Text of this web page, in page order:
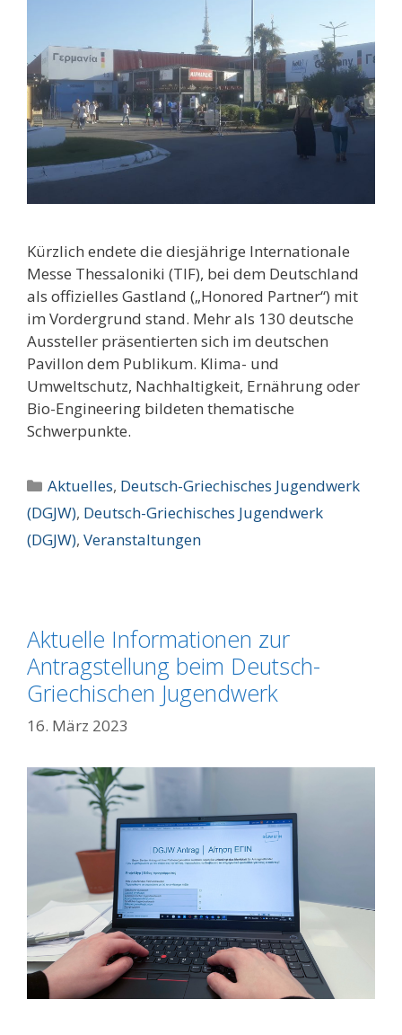
Kürzlich endete die diesjährige Internationale
Messe Thessaloniki (TIF), bei dem Deutschland
als offizielles Gastland („Honored Partner“) mit
im Vordergrund stand. Mehr als 130 deutsche
Aussteller präsentierten sich im deutschen
Pavillon dem Publikum. Klima- und
Umweltschutz, Nachhaltigkeit, Ernährung oder
Bio-Engineering bildeten thematische
Schwerpunkte.
Kategorien
Aktuelles, Deutsch-Griechisches Jugendwerk
(DGJW), Deutsch-Griechisches Jugendwerk
(DGJW), Veranstaltungen
Aktuelle Informationen zur
Antragstellung beim Deutsch-
Griechischen Jugendwerk
16. März 2023